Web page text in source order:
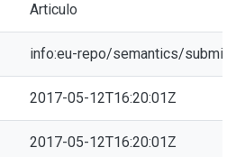
Articulo
info:eu-repo/semantics/
2017-05-12T16:20:01Z
2017-05-12T16:20:01Z